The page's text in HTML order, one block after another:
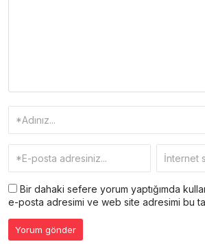
Bir dahaki sefere yorum yaptığımda
e-posta adresimi ve web site adresimi bu